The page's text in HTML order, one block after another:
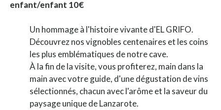
enfant/enfant 10€
Un hommage à l'histoire vivante d'EL GRIFO.
Découvrez nos vignobles centenaires et les coins
les plus emblématiques de notre cave.
À la fin de la visite, vous profiterez, main dans la
main avec votre guide, d'une dégustation de vins
sélectionnés, chacun avec l'arôme et la saveur du
paysage unique de Lanzarote.